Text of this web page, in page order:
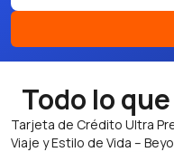
Todo lo
Tarjeta de Crédito Ultra
Viaje y Estilo de Vida –